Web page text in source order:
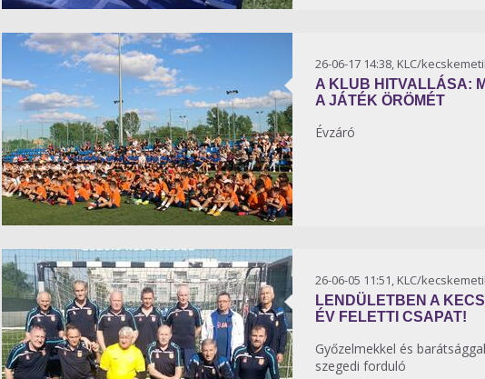
26-06-17 14:38, KLC/
A KLUB HITVALLÁSA:
A JÁTÉK ÖRÖMÉT
Évzáró
26-06-05 11:51, KLC/
LENDÜLETBEN A
ÉV FELETTI CSAPAT!
Győzelmekkel és
szegedi forduló